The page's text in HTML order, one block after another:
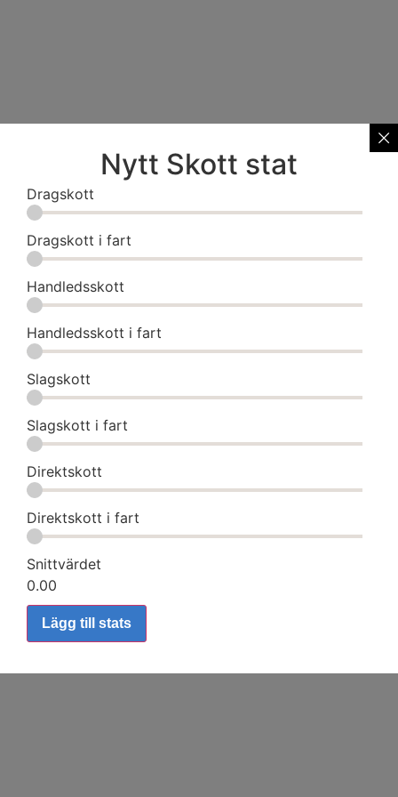
Nytt Skott stat
Dragskott
Dragskott i fart
Handledsskott
Handledsskott i fart
Slagskott
Slagskott i fart
Direktskott
Direktskott i fart
Snittvärdet
0.00
Lägg till stats